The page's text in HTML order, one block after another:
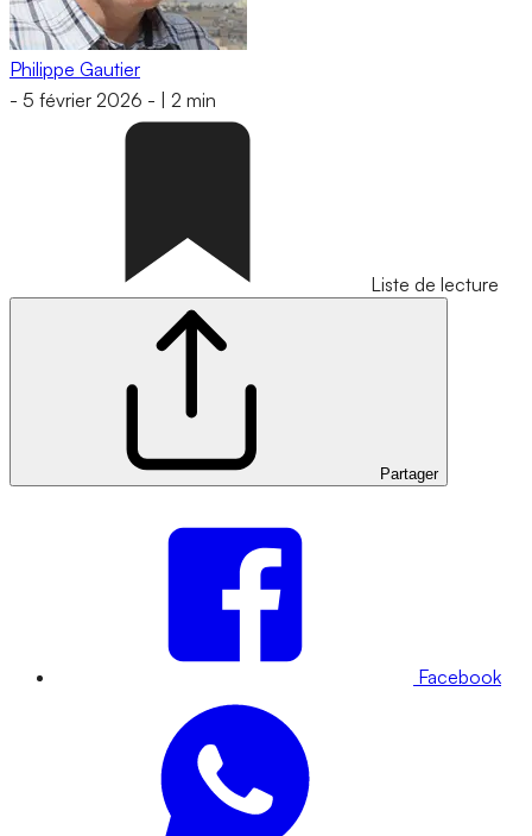
Philippe Gautier
- 5 février 2026 - 2 min
Liste de lecture
Partager
Facebook